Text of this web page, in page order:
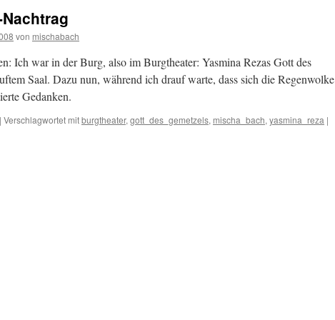
von mischabach
Ich war in der Burg, also im Burgtheater: Yasmina Rezas Gott des
Saal. Dazu nun, während ich drauf warte, dass sich die Regenwolke
Gedanken.
| Verschlagwortet mitburgtheater, gott_des_gemetzels, mischa_bach, yasmina_reza |